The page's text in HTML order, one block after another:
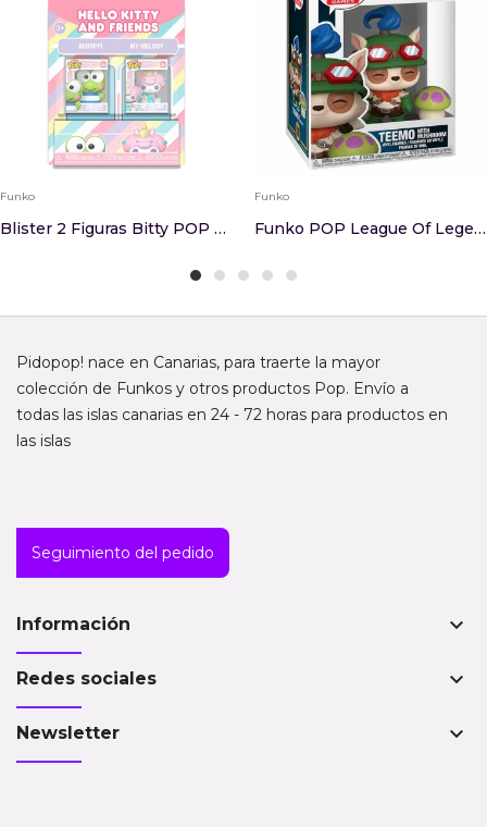
Funko
Blister 2 Figuras Bitty POP Hello Kitty And Fri...
Funko
Funko POP League Of Legends Teemo With Mushroom...
Pidopop! nace en Canarias, para traerte la mayor
colección de Funkos y otros productos Pop. Envío a
todas las islas canarias en 24 - 72 horas para productos en
las islas
Seguimiento del pedido
Información keyboard_arrow_down
Redes sociales keyboard_arrow_down
Newsletter keyboard_arrow_down